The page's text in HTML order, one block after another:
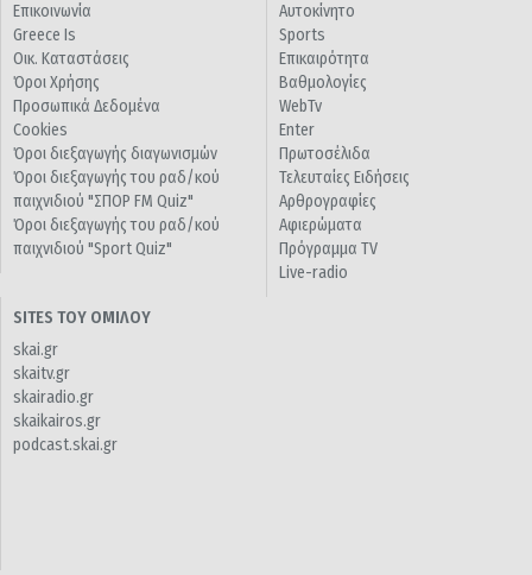
Επικοινωνία
Greece Is
Οικ. Καταστάσεις
Όροι Χρήσης
Προσωπικά Δεδομένα
Cookies
Όροι διεξαγωγής διαγωνισμών
Όροι διεξαγωγής του ραδ/κού
παιχνιδιού "ΣΠΟΡ FM Quiz"
Όροι διεξαγωγής του ραδ/κού
παιχνιδιού "Sport Quiz"
Αυτοκίνητο
Sports
Επικαιρότητα
Βαθμολογίες
WebTv
Enter
Πρωτοσέλιδα
Τελευταίες Ειδήσεις
Αρθρογραφίες
Αφιερώματα
Πρόγραμμα TV
Live-radio
SITES ΤΟΥ ΟΜΙΛΟΥ
skai.gr
skaitv.gr
skairadio.gr
skaikairos.gr
podcast.skai.gr